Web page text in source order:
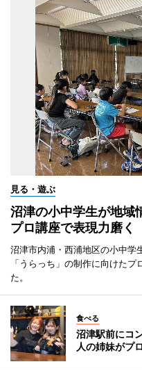
見る・遊ぶ
沼津の小中学生が地
プロ講座で表現力磨く
沼津市内浦・西浦地区の小中学
「うらっち」の制作に向けた
た。
食べる
沼津駅前にコ
人の姉妹がプ